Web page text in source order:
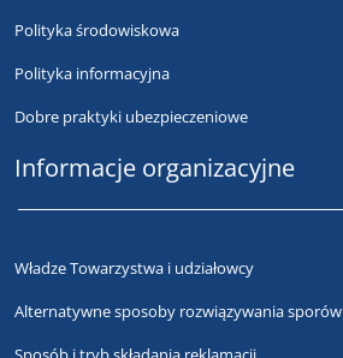
Polityka środowiskowa
Polityka informacyjna
Dobre praktyki ubezpieczeniowe
Informacje organizacyjne
Władze Towarzystwa i udziałowcy
Alternatywne sposoby rozwiązywania sporów